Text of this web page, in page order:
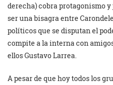
derecha) cobra protagonismo
ser una bisagra entre
políticos que se disputan el
compite a la interna con
ellos Gustavo Larrea.
A pesar de que hoy todos los